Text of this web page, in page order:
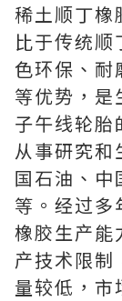
稀土顺丁橡
比于传统
色环保、耐
等优势，是
子午线轮胎
从事研究和
国石油、中
等。经过多
橡胶生产能
产技术限制
量较低，市